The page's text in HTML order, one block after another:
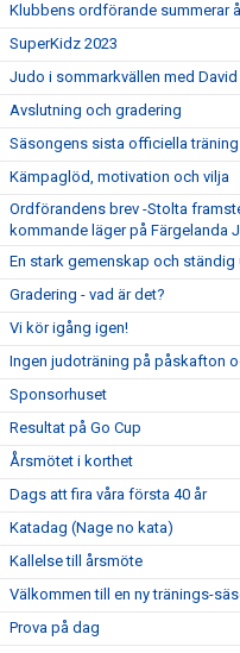
Klubbens ordförande summerar
SuperKidz 2023
Judo i sommarkvällen med David
Avslutning och gradering
Säsongens sista officiella
Kämpaglöd, motivation och vilja
Ordförandens brev -Stolta
kommande läger på Färgelanda
En stark gemenskap och ständig
Gradering - vad är det?
Vi kör igång igen!
Ingen judoträning på påskafton
Sponsorhuset
Resultat på Go Cup
Årsmötet i korthet
Dags att fira våra första 40 år
Katadag (Nage no kata)
Kallelse till årsmöte
Välkommen till en ny tränings-
Prova på dag